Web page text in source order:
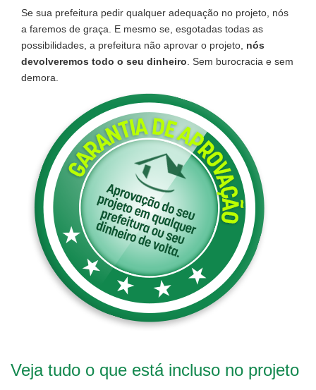
Se sua prefeitura pedir qualquer adequação no projeto, nós
a faremos de graça. E mesmo se, esgotadas todas as
possibilidades, a prefeitura não aprovar o projeto, nós
devolveremos todo o seu dinheiro . Sem burocracia e sem
demora.
Veja tudo o que está incluso no projeto